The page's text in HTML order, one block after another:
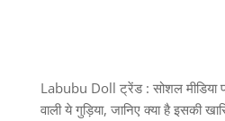
Labubu Doll ट्रेंड : सोशल मीडिया
वाली ये गुड़िया, जानिए क्या है इसकी